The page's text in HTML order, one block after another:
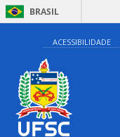
BRASIL
ACESSIBILIDADE